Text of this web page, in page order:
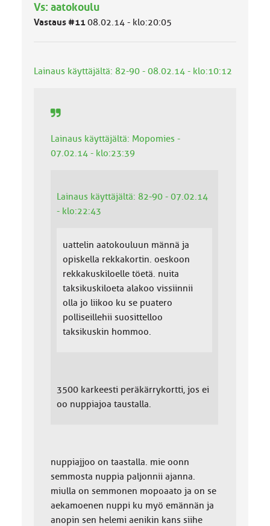
m
ä
l
k
Vs: aatokoulu
Vastaus #1108.02.14 - klo:20:05
Lainaus käyttäjältä: 82-90 - 08.02.14 - klo:10:12
Lainaus käyttäjältä: Mopomies -
07.02.14 - klo:23:39
Lainaus käyttäjältä: 82-90 - 07.02.14
- klo:22:43
uattelin aatokouluun männä ja
opiskella rekkakortin. oeskoon
rekkakuskiloelle töetä. nuita
taksikuskiloeta alakoo vissiinnii
olla jo liikoo ku se puatero
polliseillehii suosittelloo
taksikuskin hommoo.
3500 karkeesti peräkärrykortti, jos ei
oo nuppiajoa taustalla.
nuppiajjoo on taastalla. mie oonn
semmosta nuppia paljonnii ajanna.
miulla on semmonen mopoaato ja on se
aekamoenen nuppi ku myö emännän ja
anopin sen helemi aenikin kans siihe